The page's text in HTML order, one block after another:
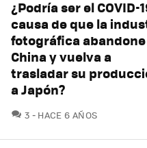
¿Podría ser el COVID-
causa de que la
fotográfica abandone
China y vuelva a
trasladar su
a Japón?
3 COMENTARIOS
HACE 6 AÑOS